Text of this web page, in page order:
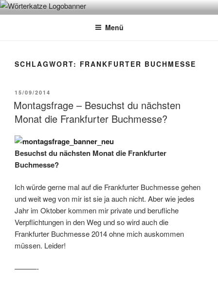
Zum
InhaltWÖRTERKATZE
Von Büchern erzählen
Menü
SCHLAGWORT: FRANKFURTER BUCHMESSE
VERÖFFENTLICHT
AM
15/09/2014
Montagsfrage – Besuchst du nächsten
Monat die Frankfurter Buchmesse?
Besuchst du nächsten Monat die Frankfurter
Buchmesse?
Ich würde gerne mal auf die Frankfurter Buchmesse gehen
und weit weg von mir ist sie ja auch nicht. Aber wie jedes
Jahr im Oktober kommen mir private und berufliche
Verpflichtungen in den Weg und so wird auch die
Frankfurter Buchmesse 2014 ohne mich auskommen
müssen. Leider!
———-